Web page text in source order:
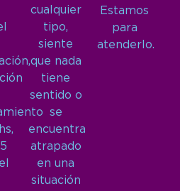
cualquier
tipo,
siente
que nada
tiene
sentido o
se
encuentra
atrapado
en una
situación
Estamos
para
atenderlo.